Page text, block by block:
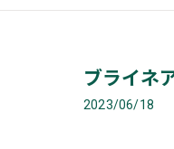
ブライネ
2023/06/18